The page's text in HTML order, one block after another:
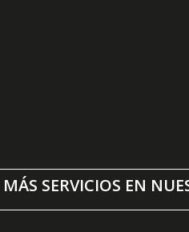
MÁS SERVICIOS EN